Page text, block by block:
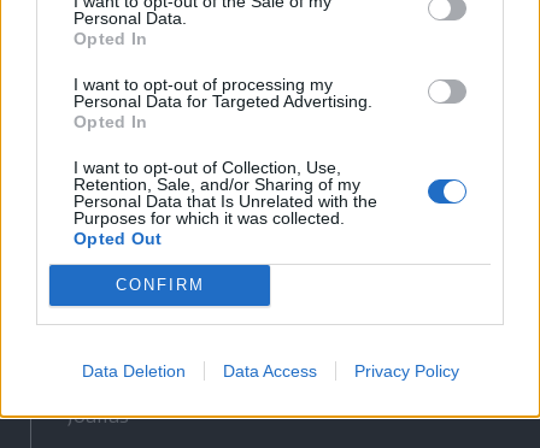
Personal Data.
Opted In
I want to opt-out of processing my
Personal Data for Targeted Advertising.
Opted In
I want to opt-out of Collection, Use,
Retention, Sale, and/or Sharing of my
Personal Data that Is Unrelated with the
Purposes for which it was collected.
Opted Out
CONFIRM
Data Deletion Data Access Privacy Policy
Sütibeállítások
Médiatér
Liget
Krónika
Bihari Napló
Erdélyi Napló
Főtér
Rádió GaGa
Jóállás